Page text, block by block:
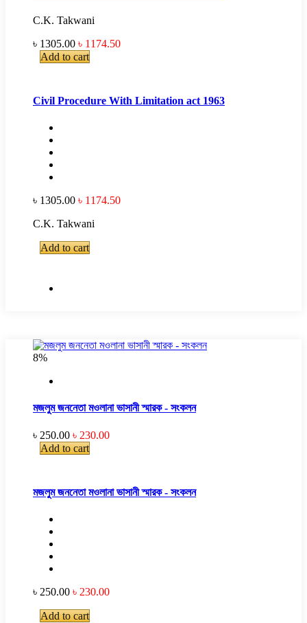
C.K. Takwani
৳ 1305.00 ৳ 1174.50
Add to cart
Civil Procedure With Limitation act 1963
৳ 1305.00 ৳ 1174.50
C.K. Takwani
Add to cart
8%
মজলুম জননেতা মওলানা ভাসানী স্মারক - সংকলন
৳ 250.00 ৳ 230.00
Add to cart
মজলুম জননেতা মওলানা ভাসানী স্মারক - সংকলন
৳ 250.00 ৳ 230.00
Add to cart